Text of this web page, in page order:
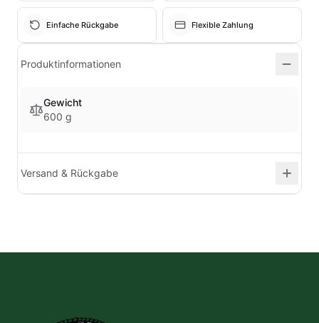
Einfache Rückgabe Flexible Zahlung
Produktinformationen
Gewicht
600 g
Versand & Rückgabe